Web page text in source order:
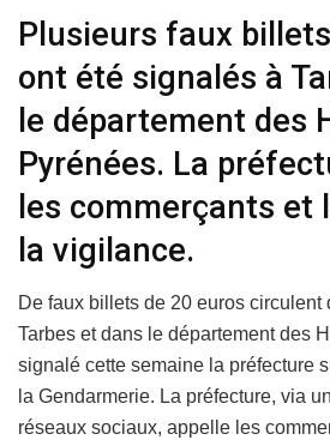
Plusieurs faux
ont été signalés à
le département des
Pyrénées. La
les commerçants et
la vigilance.
De faux billets de 20 euros circulent
Tarbes et dans le département des
signalé cette semaine la préfecture
la Gendarmerie. La préfecture, via
réseaux sociaux, appelle les